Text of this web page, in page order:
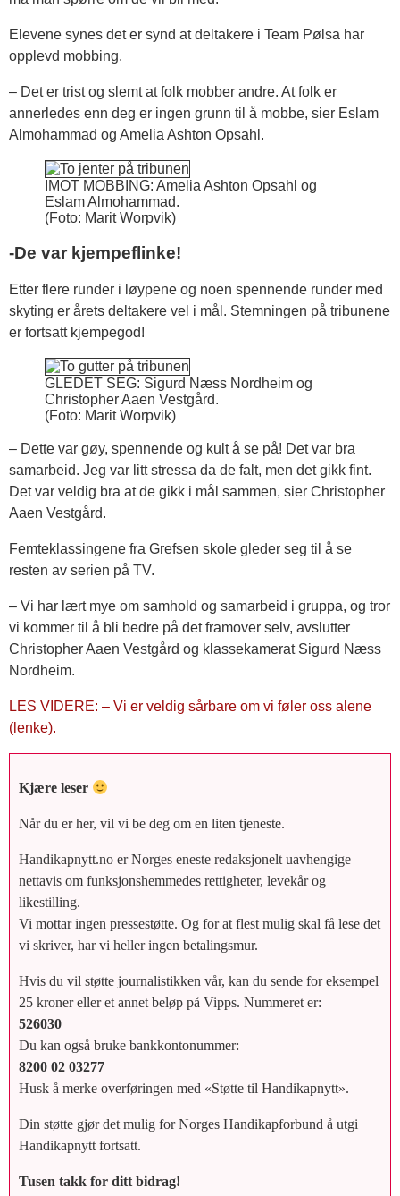
Elevene synes det er synd at deltakere i Team Pølsa har
opplevd mobbing.
– Det er trist og slemt at folk mobber andre. At folk er
annerledes enn deg er ingen grunn til å mobbe, sier Eslam
Almohammad og Amelia Ashton Opsahl.
IMOT MOBBING: Amelia Ashton Opsahl og
Eslam Almohammad.
(Foto: Marit Worpvik)
-De var kjempeflinke!
Etter flere runder i løypene og noen spennende runder med
skyting er årets deltakere vel i mål. Stemningen på tribunene
er fortsatt kjempegod!
GLEDET SEG: Sigurd Næss Nordheim og
Christopher Aaen Vestgård.
(Foto: Marit Worpvik)
– Dette var gøy, spennende og kult å se på! Det var bra
samarbeid. Jeg var litt stressa da de falt, men det gikk fint.
Det var veldig bra at de gikk i mål sammen, sier Christopher
Aaen Vestgård.
Femteklassingene fra Grefsen skole gleder seg til å se
resten av serien på TV.
– Vi har lært mye om samhold og samarbeid i gruppa, og tror
vi kommer til å bli bedre på det framover selv, avslutter
Christopher Aaen Vestgård og klassekamerat Sigurd Næss
Nordheim.
LES VIDERE: – Vi er veldig sårbare om vi føler oss alene
(lenke).
Kjære leser
Når du er her, vil vi be deg om en liten tjeneste.
Handikapnytt.no er Norges eneste redaksjonelt uavhengige
nettavis om funksjonshemmedes rettigheter, levekår og
likestilling.
Vi mottar ingen pressestøtte. Og for at flest mulig skal få lese det
vi skriver, har vi heller ingen betalingsmur.
Hvis du vil støtte journalistikken vår, kan du sende for eksempel
25 kroner eller et annet beløp på Vipps. Nummeret er:
526030
Du kan også bruke bankkontonummer:
8200 02 03277
Husk å merke overføringen med «Støtte til Handikapnytt».
Din støtte gjør det mulig for Norges Handikapforbund å utgi
Handikapnytt fortsatt.
Tusen takk for ditt bidrag!